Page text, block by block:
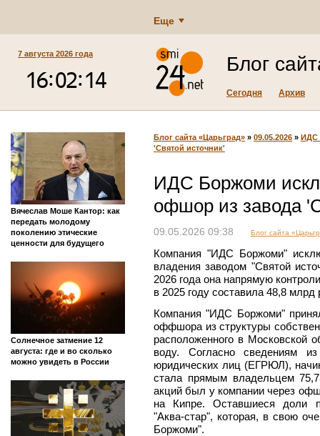
Еще
7 августа 2026 года Блог
Сегодня Архив
Вячеслав Моше Кантор: как
передать молодому
поколению этические
ценности для будущего
Солнечное затмение 12
августа: где и во сколько
можно увидеть в России
Блог сайта «Царьград» » 09.05.2026 » ИДС
'Святой источник'
ИДС Боржоми
офшор из завода
09.05.2026 09:38 Блог сайта
Компания "ИДС Боржоми"
владения заводом "Святой
2026 года она напрямую
в 2025 году составила 48,8 млрд
Компания "ИДС Боржоми"
оффшора из структуры
расположенного в Московской
воду. Согласно сведениям из
юридических лиц (ЕГРЮЛ),
стала прямым владельцем
акций был у компании через
на Кипре. Оставшиеся доли
"Аква-стар", которая, в свою
Боржоми".